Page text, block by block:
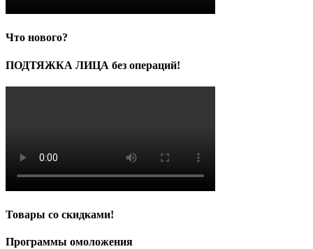
Что нового?
ПОДТЯЖКА ЛИЦА без операций!
Товары со скидками!
Программы омоложения